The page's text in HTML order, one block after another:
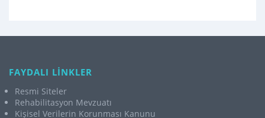
FAYDALI LİNKLER
Resmi Siteler
Rehabilitasyon Mevzuatı
Kişisel Verilerin Korunması Kanunu